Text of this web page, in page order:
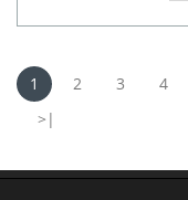
1 2 3 4
>|